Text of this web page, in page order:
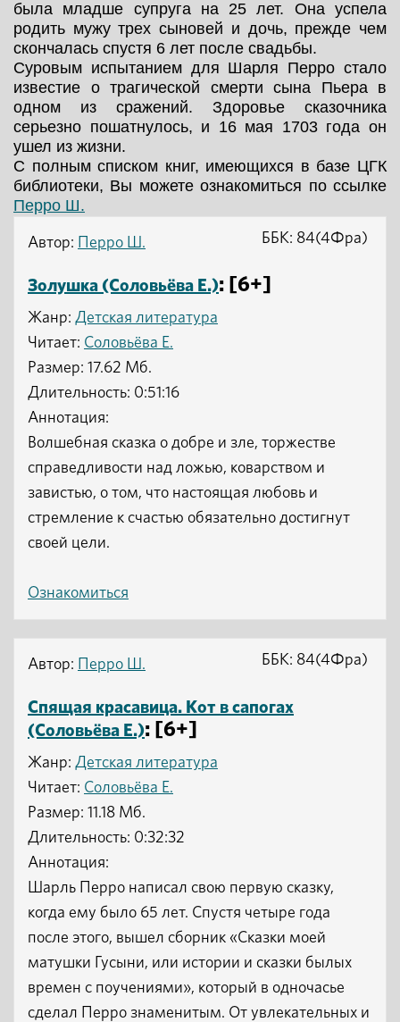
была младше супруга на 25 лет. Она успела
родить мужу трех сыновей и дочь, прежде чем
скончалась спустя 6 лет после свадьбы.
Суровым испытанием для Шарля Перро стало
известие о трагической смерти сына Пьера в
одном из сражений. Здоровье сказочника
серьезно пошатнулось, и 16 мая 1703 года он
ушел из жизни.
С полным списком книг, имеющихся в базе ЦГК
библиотеки, Вы можете ознакомиться по ссылке
Перро Ш.
Автор: Перро Ш.
Золушка (Соловьёва Е.): [6+]
Жанр: Детская литература
Читает: Соловьёва Е.
ББК: 84(4Фра)
Размер: 17.62 Мб.
Длительность: 0:51:16
Аннотация:
Волшебная сказка о добре и зле, торжестве
справедливости над ложью, коварством и
завистью, о том, что настоящая любовь и
стремление к счастью обязательно достигнут
своей цели.
Ознакомиться
Автор: Перро Ш.
Спящая красавица. Кот в сапогах
(Соловьёва Е.): [6+]
Жанр: Детская литература
Читает: Соловьёва Е.
ББК: 84(4Фра)
Размер: 11.18 Мб.
Длительность: 0:32:32
Аннотация:
Шарль Перро написал свою первую сказку,
когда ему было 65 лет. Спустя четыре года
после этого, вышел сборник «Сказки моей
матушки Гусыни, или истории и сказки былых
времен с поучениями», который в одночасье
сделал Перро знаменитым. От увлекательных и